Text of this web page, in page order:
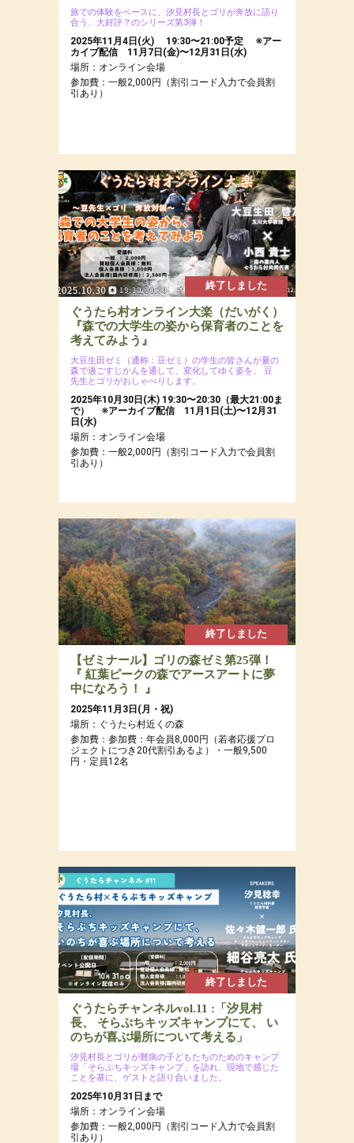
旅での体験をベースに、汐見村長とゴリが奔放に語り
合う、大好評？のシリーズ第3弾！
2025年11月4日(火) 19:30〜21:00予定 ※アー
カイブ配信 11月7日(金)〜12月31日(水)
場所：オンライン会場
参加費：一般2,000円（割引コード入力で会員割
引あり）
終了しました
ぐうたら村オンライン大楽（だいがく）
『森での大学生の姿から保育者のことを
考えてみよう』
大豆生田ゼミ（通称：豆ゼミ）の学生の皆さんが夏の
森で過ごすじかんを通して、変化してゆく姿を、
豆
先生とゴリがおしゃべりします。
2025年10月30日(木) 19:30〜20:30（最大21:00ま
で） ※アーカイブ配信 11月1日(土)〜12月31
日(水)
場所：オンライン会場
参加費：一般2,000円（割引コード入力で会員割
引あり）
終了しました
【ゼミナール】ゴリの森ゼミ第25弾！
『 紅葉ピークの森でアースアートに夢
中になろう！ 』
2025年11月3日(月・祝)
場所：ぐうたら村近くの森
参加費：参加費：年会員8,000円（若者応援プロ
ジェクトにつき20代割引あるよ）・一般9,500
円・定員12名
終了しました
ぐうたらチャンネルvol.11 :「汐見村
長、 そらぷちキッズキャンプにて、 い
のちが喜ぶ場所について考える」
汐見村長とゴリが難病の子どもたちのためのキャンプ
場「そらぷちキッズキャンプ」を訪れ、現地で感じた
ことを基に、ゲストと語り合いました。
2025年10月31日まで
場所：オンライン会場
参加費：一般2,000円（割引コード入力で会員割
引あり）